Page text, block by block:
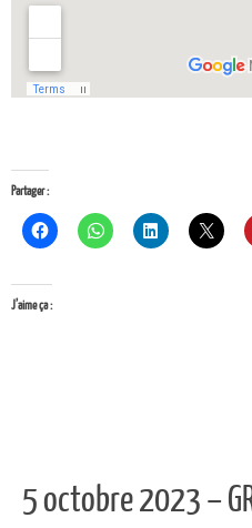
Partager :
J’aime ça :
5 octobre 2023 –